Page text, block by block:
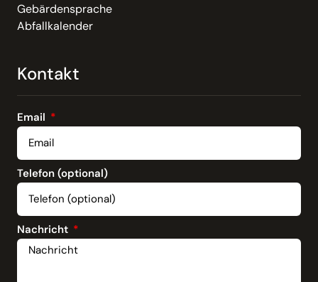
Gebärdensprache
Abfallkalender
Kontakt
Email
Telefon (optional)
Nachricht